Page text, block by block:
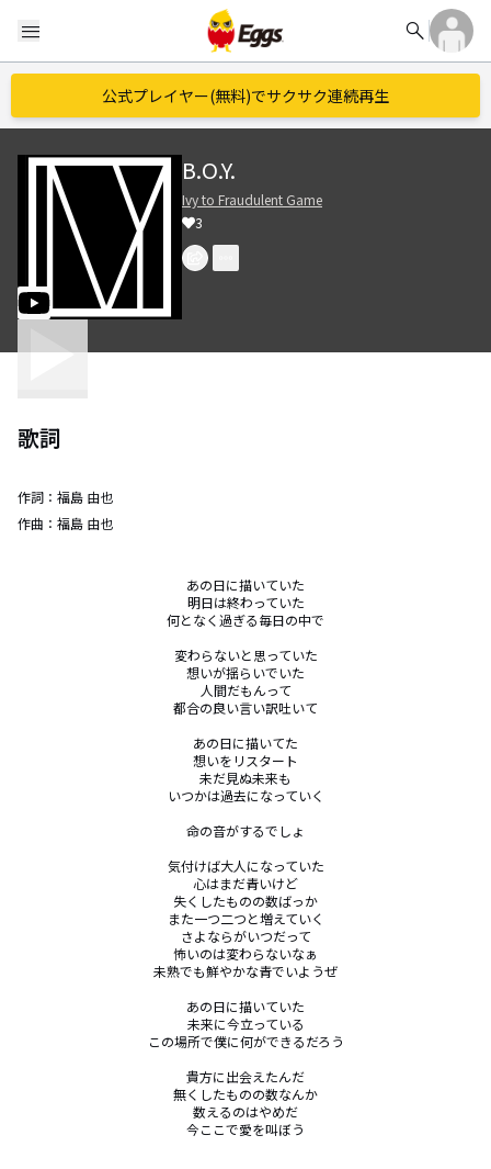
menu search
公式プレイヤー(無料)でサクサク連続再生
B.O.Y.
Ivy to Fraudulent Game
3
歌詞
作詞： 福島 由也
作曲： 福島 由也
あの日に描いていた
明日は終わっていた
何となく過ぎる毎日の中で
変わらないと思っていた
想いが揺らいでいた
人間だもんって
都合の良い言い訳吐いて
あの日に描いてた
想いをリスタート
未だ見ぬ未来も
いつかは過去になっていく
命の音がするでしょ
気付けば大人になっていた
心はまだ青いけど
失くしたものの数ばっか
また一つ二つと増えていく
さよならがいつだって
怖いのは変わらないなぁ
未熟でも鮮やかな青でいようぜ
あの日に描いていた
未来に今立っている
この場所で僕に何ができるだろう
貴方に出会えたんだ
無くしたものの数なんか
数えるのはやめだ
今ここで愛を叫ぼう